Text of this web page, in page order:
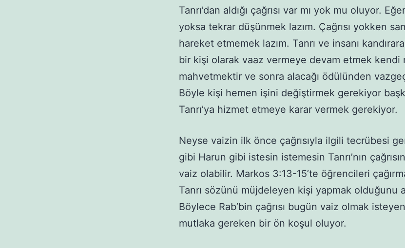
Tanrı’dan aldığı çağrısı var mı yok mu oluyor.
yoksa tekrar düşünmek lazım. Çağrısı yokken
hareket etmemek lazım. Tanrı ve insanı
bir kişi olarak vaaz vermeye devam etmek kendi
mahvetmektir ve sonra alacağı ödülünden
Böyle kişi hemen işini değiştirmek gerekiyor
Tanrı’ya hizmet etmeye karar vermek gerekiyor.
Neyse vaizin ilk önce çağrısıyla ilgili tecrübesi
gibi Harun gibi istesin istemesin Tanrı’nın
vaiz olabilir. Markos 3:13-15’te öğrencileri
Tanrı sözünü müjdeleyen kişi yapmak olduğunu
Böylece Rab’bin çağrısı bugün vaiz olmak
mutlaka gereken bir ön koşul oluyor.